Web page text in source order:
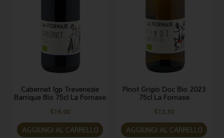
Cabernet Igp Trevenezie
Barrique Bio 75cl La Fornase
€16.00
AGGIUNGI AL CARRELLO
Pinot Grigio Doc Bio 2023
75cl La Fornase
€13.30
AGGIUNGI AL CARRELLO